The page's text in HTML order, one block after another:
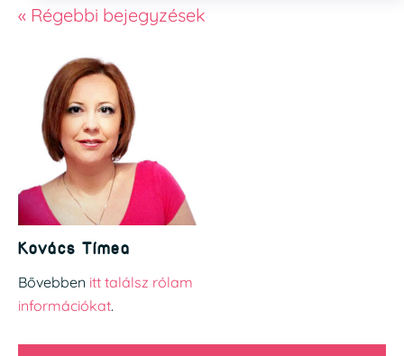
« Régebbi bejegyzések
Kovács Tímea
Bővebben itt találsz rólam
információkat.